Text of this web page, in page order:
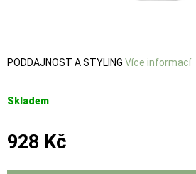
PODDAJNOST A STYLING Více informací
Skladem
928 Kč